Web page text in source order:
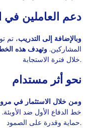
دعم العاملين في
وبالإضافة إلى التدريب، تم
المشاركين. وتهدف هذه
خلال فترة الاستجابة.
نحو أثر مستدام
ومن خلال الاستثمار في
خط الدفاع الأول ضد الأوبئة.
حماية وقدرة على الصمود.